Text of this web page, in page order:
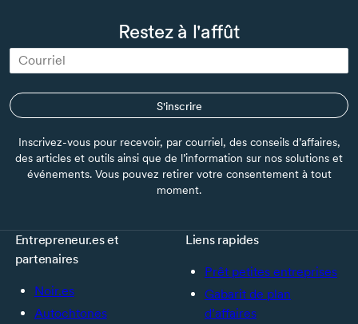
Restez à l'affût
S'inscrire
Inscrivez-vous pour recevoir, par courriel, des conseils d’affaires,
des articles et outils ainsi que de l’information sur nos solutions et
événements. Vous pouvez retirer votre consentement à tout
moment.
Entrepreneur.es et
partenaires
Noir.es
Autochtones
Liens rapides
Prêt petites entreprises
Gabarit de plan
d’affaires